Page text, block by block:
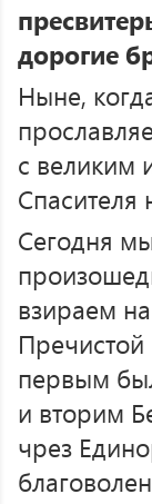
дорогие
Ныне,
с великим
Спасителя
Сегодня
взираем
первым
и вторим
чрез